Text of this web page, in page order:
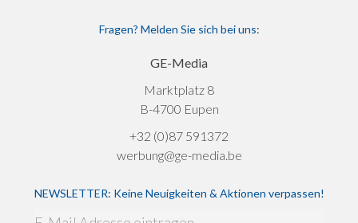
Fragen? Melden Sie sich bei uns:
GE-Media
Marktplatz 8
B-4700 Eupen
+32 (0)87 591372
werbung@ge-media.be
NEWSLETTER: Keine Neuigkeiten & Aktionen verpassen!